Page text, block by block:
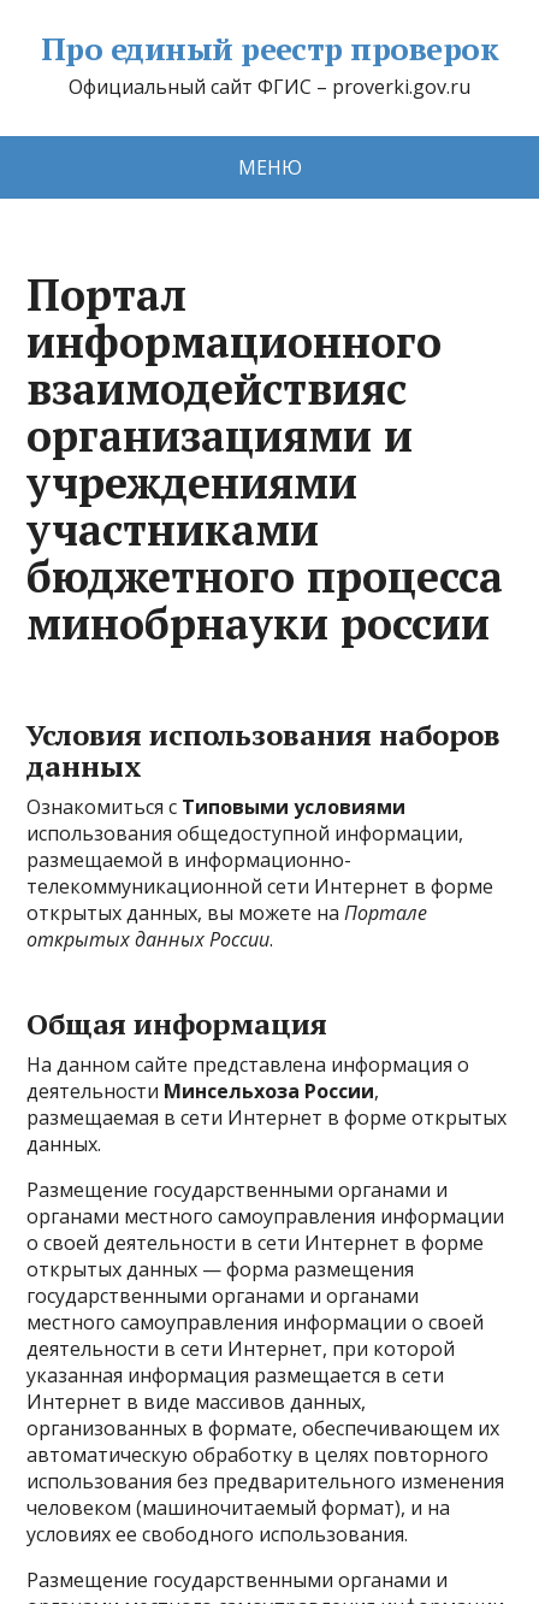
Про единый реестр проверок
Официальный сайт ФГИС – proverki.gov.ru
МЕНЮ
Портал
информационного
взаимодействияс
организациями и
учреждениями
участниками
бюджетного процесса
минобрнауки россии
Условия использования наборов
данных
Ознакомиться с Типовыми условиями
использования общедоступной информации,
размещаемой в информационно-
телекоммуникационной сети Интернет в форме
открытых данных, вы можете наПортале
открытых данных России.
Общая информация
На данном сайте представлена информация о
деятельности Минсельхоза России,
размещаемая в сети Интернет в форме открытых
данных.
Размещение государственными органами и
органами местного самоуправления информации
о своей деятельности в сети Интернет в форме
открытых данных — форма размещения
государственными органами и органами
местного самоуправления информации о своей
деятельности в сети Интернет, при которой
указанная информация размещается в сети
Интернет в виде массивов данных,
организованных в формате, обеспечивающем их
автоматическую обработку в целях повторного
использования без предварительного изменения
человеком (машиночитаемый формат), и на
условиях ее свободного использования.
Размещение государственными органами и